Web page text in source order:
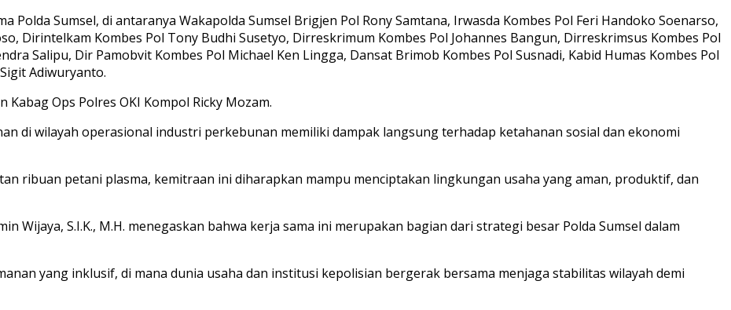
Sumsel, di antaranya Wakapolda Sumsel Brigjen Pol Rony Samtana, Irwasda Kombes Pol Feri Handoko Soenarso,
Dirintelkam Kombes Pol Tony Budhi Susetyo, Dirreskrimum Kombes Pol Johannes Bangun, Dirreskrimsus Kombes Pol
Salipu, Dir Pamobvit Kombes Pol Michael Ken Lingga, Dansat Brimob Kombes Pol Susnadi, Kabid Humas Kombes Pol
Adiwuryanto.
Ops Polres OKI Kompol Ricky Mozam.
di wilayah operasional industri perkebunan memiliki dampak langsung terhadap ketahanan sosial dan ekonomi
ribuan petani plasma, kemitraan ini diharapkan mampu menciptakan lingkungan usaha yang aman, produktif, dan
Wijaya, S.I.K., M.H. menegaskan bahwa kerja sama ini merupakan bagian dari strategi besar Polda Sumsel dalam
yang inklusif, di mana dunia usaha dan institusi kepolisian bergerak bersama menjaga stabilitas wilayah demi